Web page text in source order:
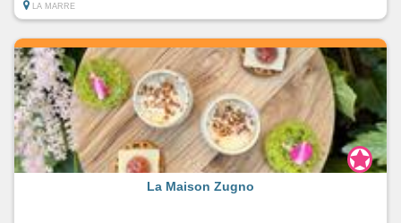
LA MARRE
La Maison Zugno